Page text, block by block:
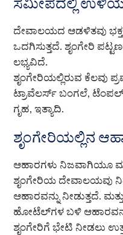
ದೇವಾಲಯದ ಆಡಳಿತವು
ಒದಗಿಸುತ್ತದೆ. ಶೃಂಗೇರಿ
ಲಭ್ಯವಿದೆ.
ಶೃಂಗೇರಿಯಲ್ಲಿರುವ
ಟ್ರಾವೆಲರ್ಸ್ ಬಂಗಲೆ,
ಗೃಹ, ಇತ್ಯಾದಿ.
ಶೃಂಗೇರಿಯಲ್ಲಿನ
ಆಹಾರಗಳು ನಿಜವಾಗಿಯೂ
ಶೃಂಗೇರಿಯ ದೇವಾಲಯವು
ಆಹಾರವನ್ನು ನೀಡುತ್ತದೆ.
ಹೋಟೆಲ್‌ಗಳ ಬಳಿ
ಶೃಂಗೇರಿಗೆ ಭೇಟಿ ನೀಡಲು